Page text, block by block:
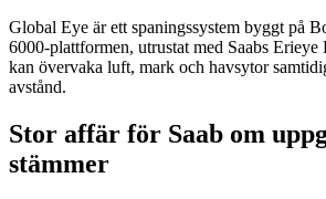
Global Eye är ett spaningssystem byggt på
6000-plattformen, utrustat med Saabs Erieye
kan övervaka luft, mark och havsytor
avstånd.
Stor affär för Saab om
stämmer